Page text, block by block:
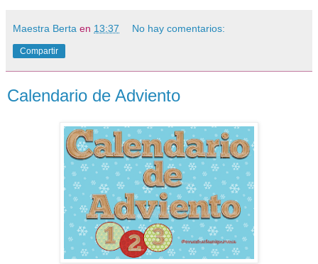
Maestra Berta en 13:37 No hay comentarios:
Compartir
Calendario de Adviento